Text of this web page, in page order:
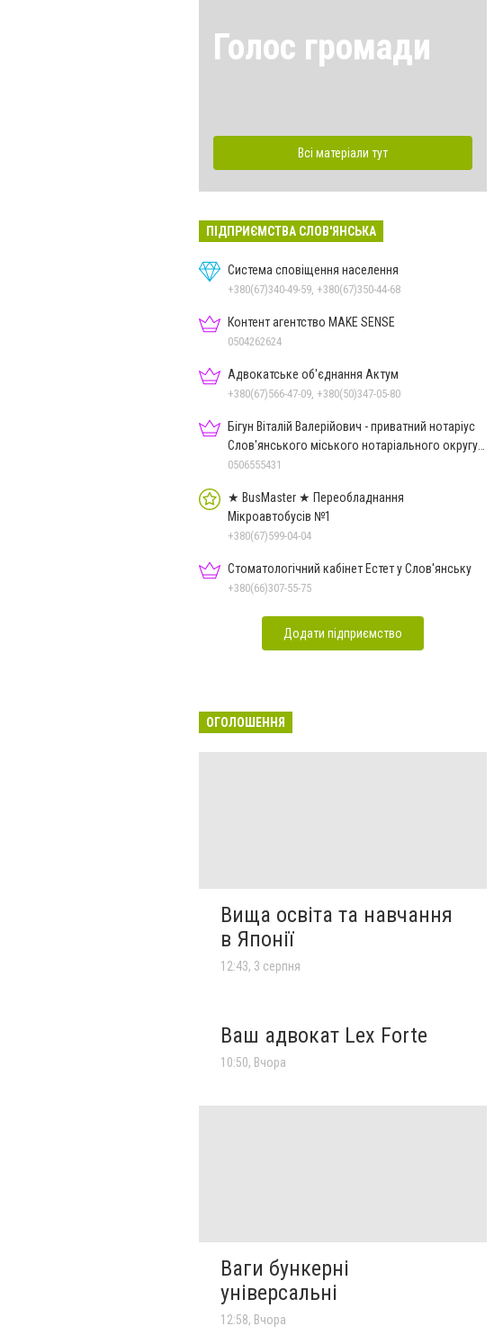
Голос громади
Всі матеріали тут
ПІДПРИЄМСТВА СЛОВ'ЯНСЬКА
Система сповіщення населення
+380(67)340-49-59, +380(67)350-44-68
Контент агентство MAKE SENSE
0504262624
Адвокатське об'єднання Актум
+380(67)566-47-09, +380(50)347-05-80
Бігун Віталій Валерійович - приватний нотаріус
Слов'янського міського нотаріального округу
Дон.обл.
0506555431
★ BusMaster ★ Переобладнання
Мікроавтобусів №1
+380(67)599-04-04
Стоматологічний кабінет Естет у Слов'янську
+380(66)307-55-75
Додати підприємство
ОГОЛОШЕННЯ
Вища освіта та навчання
в Японії
12:43, 3 серпня
Ваш адвокат Lex Forte
10:50, Вчора
Ваги бункерні
універсальні
12:58, Вчора